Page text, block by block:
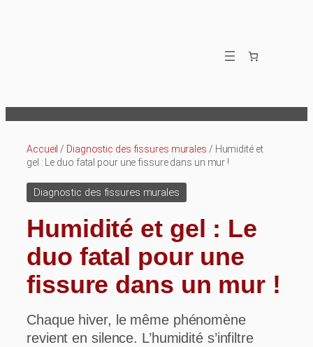
Accueil / Diagnostic des fissures murales / Humidité et
gel : Le duo fatal pour une fissure dans un mur !
Diagnostic des fissures murales
Humidité et gel : Le
duo fatal pour une
fissure dans un mur !
Chaque hiver, le même phénomène
revient en silence. L’humidité s’infiltre